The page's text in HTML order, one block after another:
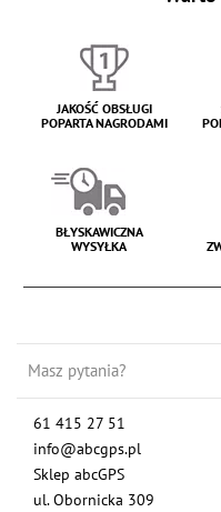
JAKOŚĆ OBSŁUGI
POPARTA NAGRODAMI
BŁYSKAWICZNA
WYSYŁKA
Masz pytania?
61 415 27 51
info@abcgps.pl
Sklep abcGPS
ul. Obornicka 309